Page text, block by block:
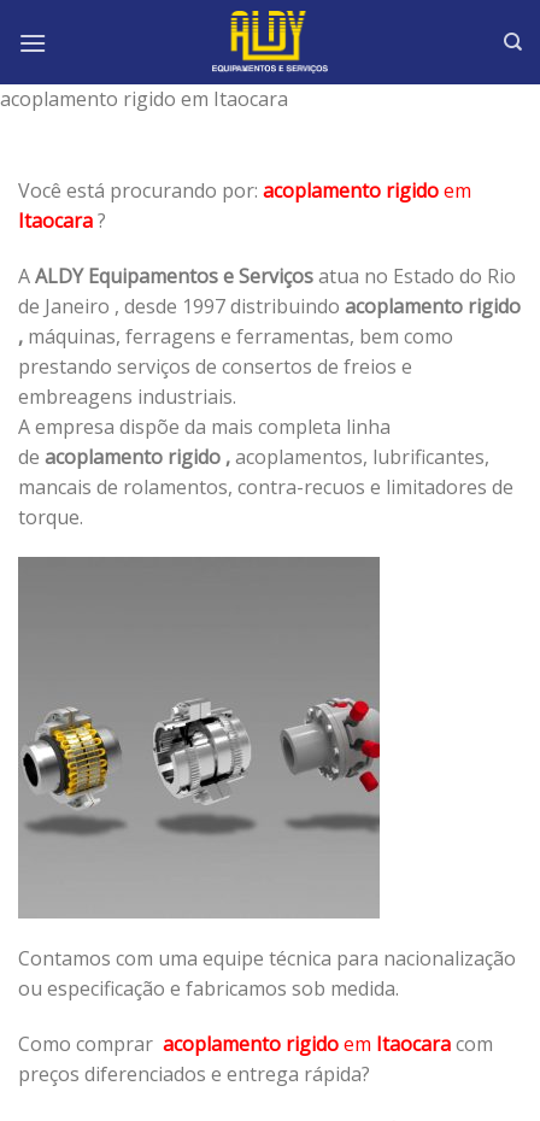
acoplamento rigido em Itaocara
Você está procurando por: acoplamento rigidoem
Itaocara?
AALDY Equipamentos e Serviçosatua no Estado do Rio
de Janeiro , desde 1997 distribuindo acoplamento rigido
, máquinas, ferragens e ferramentas, bem como
prestando serviços de consertos de freios e
embreagens industriais.
A empresa dispõe da mais completa linha
de acoplamento rigido ,acoplamentos, lubrificantes,
mancais de rolamentos, contra-recuos e limitadores de
torque.
Contamos com uma equipe técnica para nacionalização
ou especificação e fabricamos sob medida.
Como comprar acoplamento rigidoem Itaocaracom
preços diferenciados e entrega rápida?